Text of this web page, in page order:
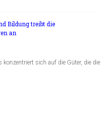
Bildung treibt die
an
sich auf die Güter, die die